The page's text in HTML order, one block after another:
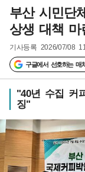
부산 시민단
상생 대책 마
기사등록 2026/07/08
구글에서 선호하는 매
"40년 수집 커
징"